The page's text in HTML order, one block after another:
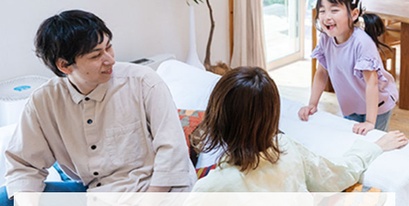
名古屋エリア
物件検索
物件一覧
東京エリア
物件検索
物件一覧
エリア別
名古屋エリア
不動産売却
について
購入希望者
情報一覧
売却サポート
シーンごとの売却
売り方のメリット・デメ
リット
買い替えの流れ
売却実績
戸建てを高く売るための